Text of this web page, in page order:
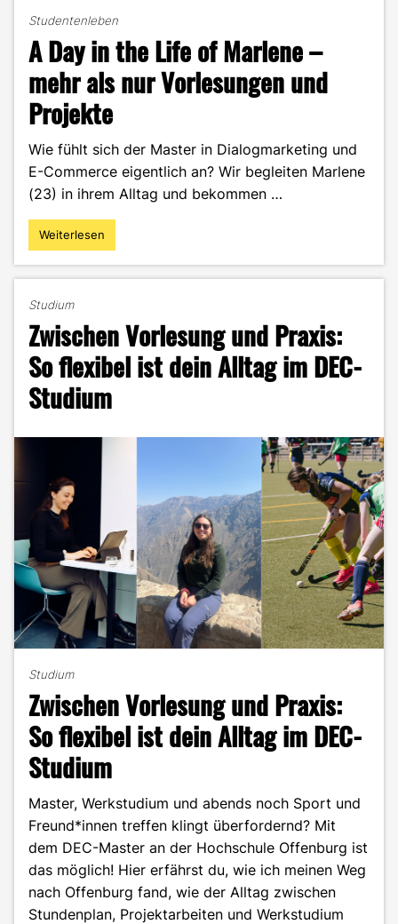
Studentenleben
A Day in the Life of Marlene –
mehr als nur Vorlesungen und
Projekte
Wie fühlt sich der Master in Dialogmarketing und
E-Commerce eigentlich an? Wir begleiten Marlene
(23) in ihrem Alltag und bekommen …
"A
Day
Life
of
Marlene
–
mehr
als
Vorlesungen
Projekte"
Weiterlesen
Studium
Zwischen Vorlesung und Praxis:
So flexibel ist dein Alltag im DEC-
Studium
Studium
Zwischen Vorlesung und Praxis:
So flexibel ist dein Alltag im DEC-
Studium
Master, Werkstudium und abends noch Sport und
Freund*innen treffen klingt überfordernd? Mit
dem DEC-Master an der Hochschule Offenburg ist
das möglich! Hier erfährst du, wie ich meinen Weg
nach Offenburg fand, wie der Alltag zwischen
Stundenplan, Projektarbeiten und Werkstudium